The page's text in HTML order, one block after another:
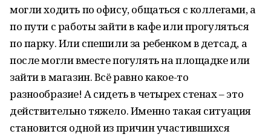
могли ходить по офису, общаться с коллегами, а
по пути с работы зайти в кафе или прогуляться
по парку. Или спешили за ребенком в детсад, а
после могли вместе погулять на площадке или
зайти в магазин. Всё равно какое-то
разнообразие! А сидеть в четырех стенах – это
действительно тяжело. Именно такая ситуация
становится одной из причин участившихся